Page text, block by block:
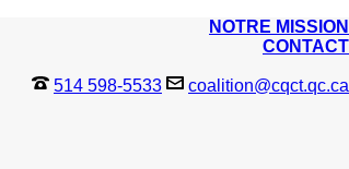
NOTRE MISSION
CONTACT
514 598-5533 coalition@cqct.qc.ca